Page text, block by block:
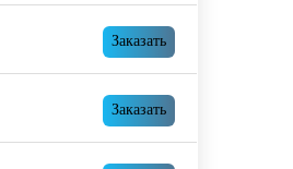
Заказать
Заказать